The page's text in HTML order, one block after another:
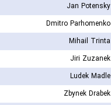
Jan Potensky
Dmitro Parhomenko
Mihail Trinta
Jiri Zuzanek
Ludek Madle
Zbynek Drabek